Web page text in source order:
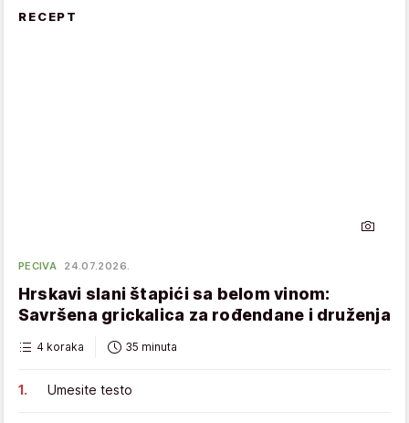
RECEPT
PECIVA 24.07.2026.
Hrskavi slani štapići sa belom vinom:
Savršena grickalica za rođendane i druženja
4 koraka 35 minuta
Umesite testo